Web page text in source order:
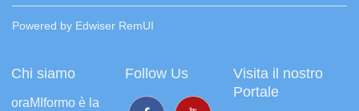
Powered by Edwiser RemUI
Chi siamo
oraMIformo è la
Follow Us
Visita il nostro
Portale